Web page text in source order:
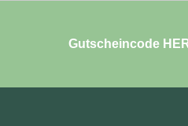
Gutscheincode